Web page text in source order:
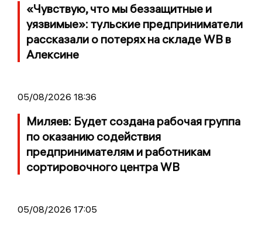
«Чувствую, что мы беззащитные и
уязвимые»: тульские предприниматели
рассказали о потерях на складе WB в
Алексине
05/08/2026 18:36
Миляев: Будет создана рабочая группа
по оказанию содействия
предпринимателям и работникам
сортировочного центра WB
05/08/2026 17:05